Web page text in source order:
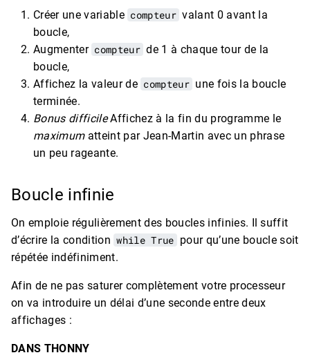
Créer une variable compteur valant 0 avant la
boucle,
Augmenter compteur de 1 à chaque tour de la
boucle,
Affichez la valeur de compteur une fois la boucle
terminée.
Bonus difficileAffichez à la fin du programme le
maximumatteint par Jean-Martin avec un phrase
un peu rageante.
Boucle infinie
On emploie régulièrement des boucles infinies. Il suffit
d’écrire la condition while True pour qu’une boucle soit
répétée indéfiniment.
Afin de ne pas saturer complètement votre processeur
on va introduire un délai d’une seconde entre deux
affichages :
DANS THONNY